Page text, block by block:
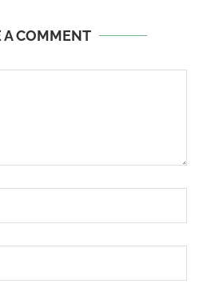
A COMMENT